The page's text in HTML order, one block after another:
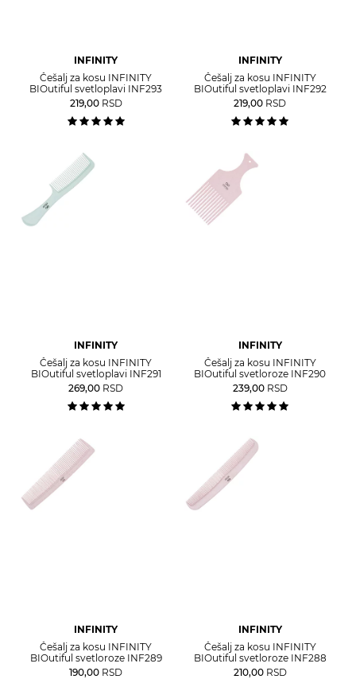
INFINITY
Češalj za kosu INFINITY
BIOutiful svetloplavi INF293
219,00 RSD
INFINITY
Češalj za kosu INFINITY
BIOutiful svetloplavi INF292
219,00 RSD
INFINITY
Češalj za kosu INFINITY
BIOutiful svetloplavi INF291
269,00 RSD
INFINITY
Češalj za kosu INFINITY
BIOutiful svetloroze INF290
239,00 RSD
INFINITY
Češalj za kosu INFINITY
BIOutiful svetloroze INF289
190,00 RSD
INFINITY
Češalj za kosu INFINITY
BIOutiful svetloroze INF288
210,00 RSD